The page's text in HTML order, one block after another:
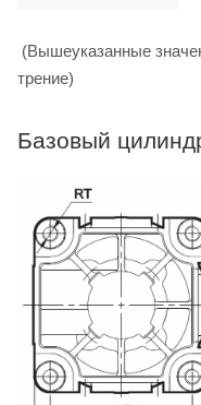
(Вышеуказанные
трение)
Базовый